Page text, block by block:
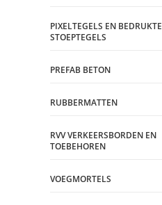
PIXELTEGELS EN BEDRUKTE
STOEPTEGELS
PREFAB BETON
RUBBERMATTEN
RVV VERKEERSBORDEN EN
TOEBEHOREN
VOEGMORTELS